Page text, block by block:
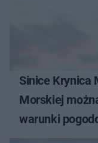
Sinice Krynica
Morskiej
warunki